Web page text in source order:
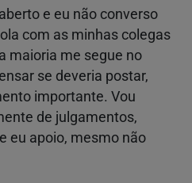
e eu não converso
com as minhas colegas
maioria me segue no
se deveria postar,
importante. Vou
de julgamentos,
eu apoio, mesmo não